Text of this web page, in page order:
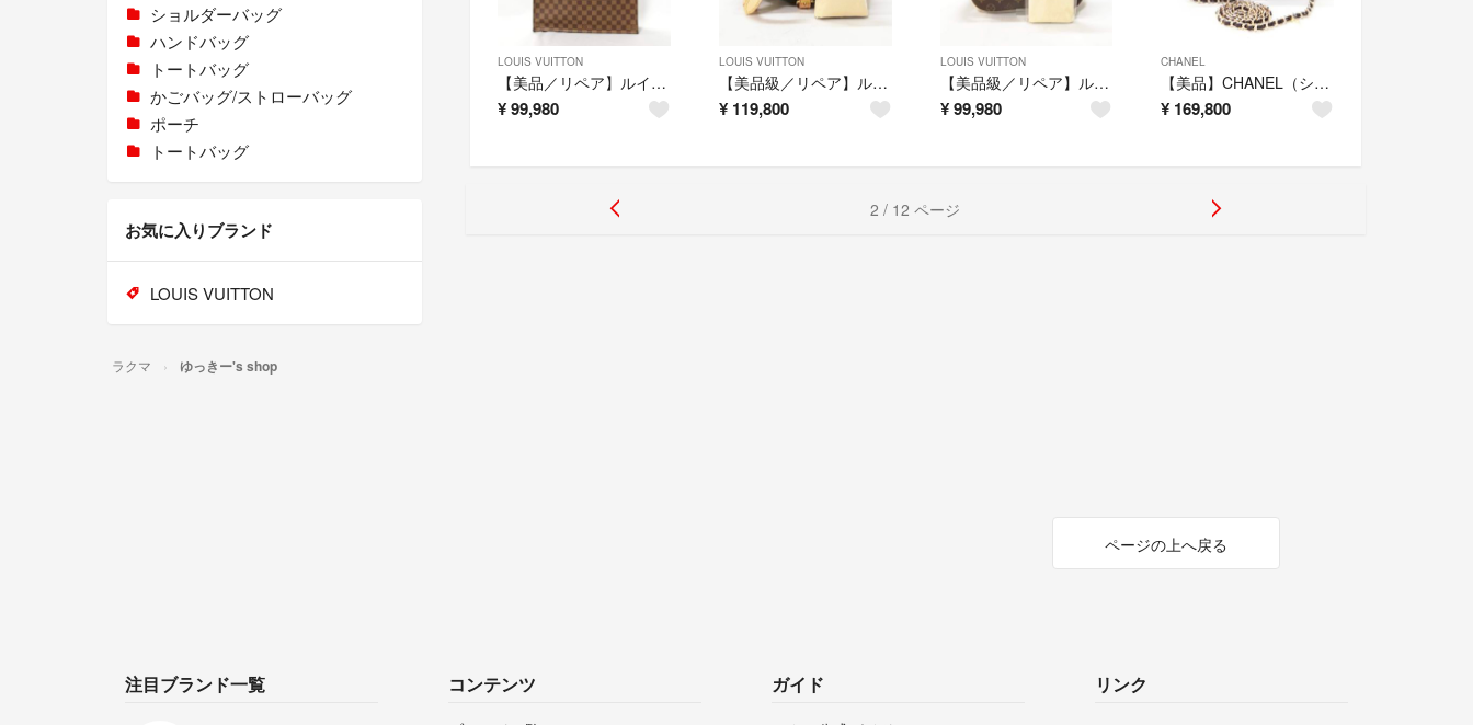
LOUIS VUITTON
【美品／リペア】ルイ・ヴィトン（ダミエ）サックプラ トートバッグ ビジネス 茶色
¥99,980
LOUIS VUITTON
【美品級／リペア】ルイヴィトン（モノグラム）タンブラン 斜め掛けショルダー 茶色
¥ 119,800
LOUIS VUITTON
【美品級／リペア】ルイヴィトン（モノグラム）ポシェット ボスフォール ショルダー
¥ 99,980
CHANEL
【美品】CHANEL（シャネル）キャビアスキン マトラッセ長財布 紺 ネイビー
¥ 169,800
2 / 12 ページ
ショルダーバッグ
ハンドバッグ
トートバッグ
かごバッグ/ストローバッグ
ポーチ
トートバッグ
お気に入りブランド
LOUIS VUITTON
ラクマ ゆっきー's shop
ページの上へ戻る
注目ブランド一覧 コンテンツ ガイド リンク